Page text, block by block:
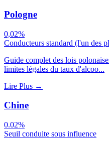
Pologne
0,02%
Conducteurs standard (l'un des
Guide complet des lois
limites légales du taux d'alcoo...
Lire Plus →
Chine
0.02%
Seuil conduite sous influence